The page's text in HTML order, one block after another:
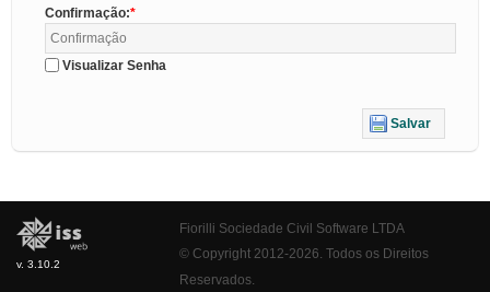
Confirmação:
Visualizar Senha
Salvar
v. 3.10.2
Fiorilli Sociedade Civil Software LTDA
© Copyright 2012-2026. Todos os Direitos
Reservados.